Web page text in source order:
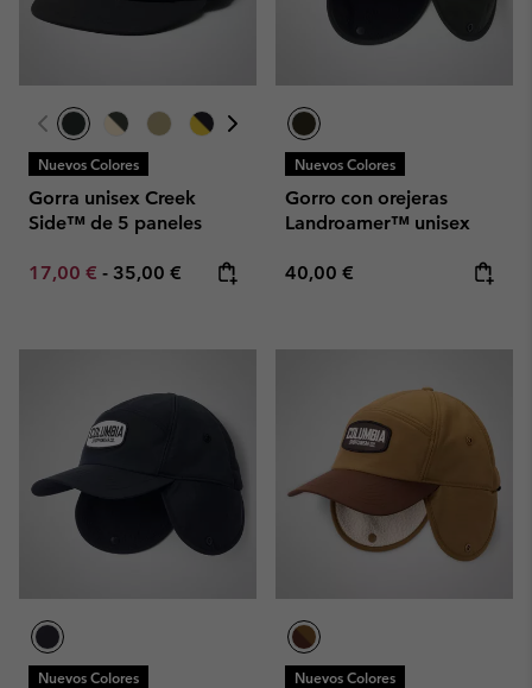
Nuevos Colores
Gorra unisex Creek
Side™ de 5 paneles
Minimum sale price:
17,00 € - Maximum price:
35,00 €
Nuevos Colores
Gorro con orejeras
Landroamer™ unisex
Regular price:
40,00 €
Nuevos Colores Nuevos Colores